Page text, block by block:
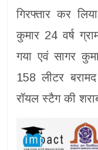
गिरफ्तार कर
कुमार 24 वर्ष
गया एवं सागर
158 लीटर
रॉयल स्टैग की